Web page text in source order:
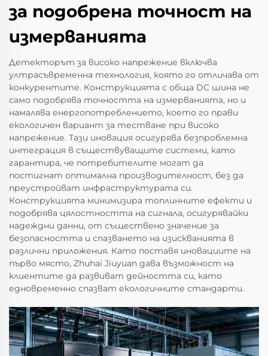
за подобрена точност на
измерванията
Детекторът за високо напрежение включва
ултрасъвременна технология, която го отличава от
конкурентите. Конструкцията с обща DC шина не
само подобрява точността на измерванията, но и
намалява енергопотреблението, което го прави
екологичен вариант за тестване при високо
напрежение. Тази иновация осигурява безпроблемна
интеграция в съществуващите системи, като
гарантира, че потребителите могат да
постигнат оптимална производителност, без да
преустройват инфраструктурата си.
Конструкцията минимизира топлинните ефекти и
подобрява цялостността на сигнала, осигурявайки
надеждни данни, от съществено значение за
безопасността и спазването на изискванията в
различни приложения. Като поставя иновациите на
първо място, Zhuhai Jiuyuan дава възможност на
клиентите да развиват дейността си, като
едновременно спазват екологичните стандарти.